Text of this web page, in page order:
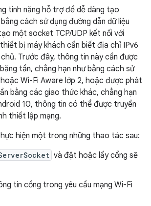
tính năng hỗ trợ để dễ dàng tạo
cách sử dụng đường dẫn dữ liệu
một socket TCP/UDP kết nối với
bị máy khách cần biết địa chỉ IPv6
Trước đây, thông tin này cần được
tần, chẳng hạn như bằng cách sử
Wi-Fi Aware lớp 2, hoặc được phát
bằng các giao thức khác, chẳng hạn
10, thông tin có thể được truyền
thiết lập mạng.
hiện một trong những thao tác sau:
và đặt hoặc lấy cổng sẽ
tin cổng trong yêu cầu mạng Wi-Fi